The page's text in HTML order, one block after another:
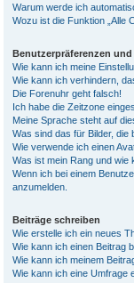
Warum werde ich
Wozu ist die Funktion „Alle
Benutzerpräferenzen
Wie kann ich meine
Wie kann ich verhindern,
Die Forenuhr geht falsch!
Ich habe die Zeitzone
Meine Sprache steht auf
Was sind das für Bilder, die
Wie verwende ich einen
Was ist mein Rang und wie
Wenn ich bei einem
anzumelden.
Beiträge schreiben
Wie erstelle ich ein neues
Wie kann ich einen Beitrag
Wie kann ich meinem
Wie kann ich eine Umfrage